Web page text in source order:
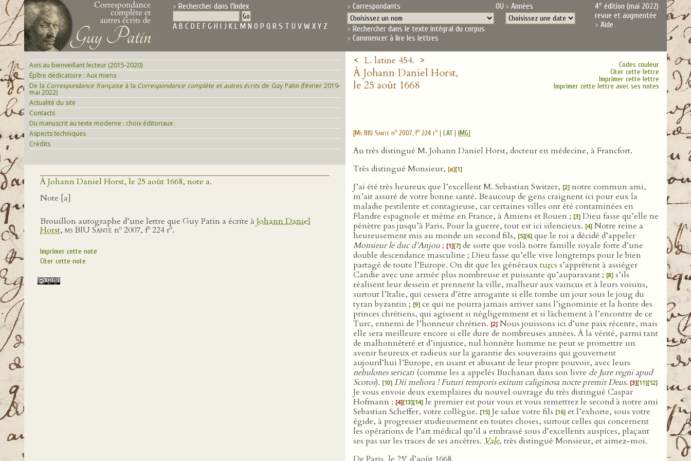
Rechercher dans l'Index
A B C D E F G H I J K L M N O P Q R S T U V W X Y Z
Correspondants OU Années
Rechercher dans le texte intégral du corpus
Commencer à lire les lettres
4e édition (mai 2022)
revue et augmentée
Aide